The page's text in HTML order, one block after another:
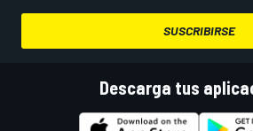
SUSCRIBIRSE
Descarga tus